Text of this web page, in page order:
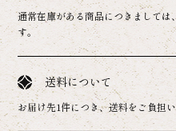
通常在庫がある商品につきましては
す。
送料について
お届け先1件につき、送料をご負担